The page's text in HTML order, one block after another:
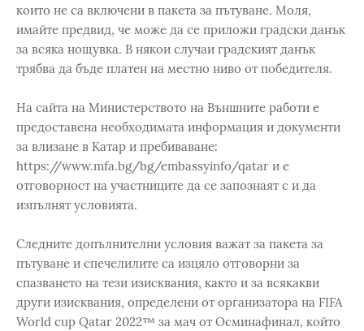
които не са включени в пакета за пътуване. Моля,
имайте предвид, че може да се приложи градски данък
за всяка нощувка. В някои случаи градският данък
трябва да бъде платен на местно ниво от победителя.
На сайта на Министерството на Външните работи е
предоставена необходимата информация и документи
за влизане в Катар и пребиваване:
https://www.mfa.bg/bg/embassyinfo/qatar и е
отговорност на участниците да се запознаят с и да
изпълнят условията.
Следните допълнителни условия важат за пакета за
пътуване и спечелилите са изцяло отговорни за
спазването на тези изисквания, както и за всякакви
други изисквания, определени от организатора на FIFA
World cup Qatar 2022™ за мач от Осминафинал, който